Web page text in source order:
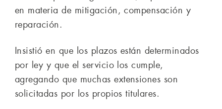
en materia de mitigación, compensación y
reparación.
Insistió en que los plazos están determinados
por ley y que el servicio los cumple,
agregando que muchas extensiones son
solicitadas por los propios titulares.